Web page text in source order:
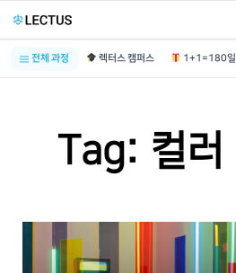
전체 과정 렉터스 캠퍼스
Tag: 컬러